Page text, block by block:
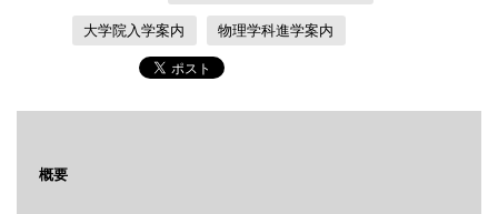
大学院入学案内 物理学科進学案内
概要